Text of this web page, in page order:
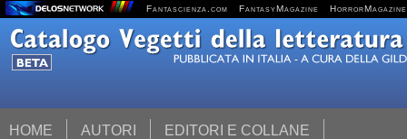
Fantascienza.com FantasyMagazine HorrorMagazine
HOME AUTORI EDITORI E COLLANE